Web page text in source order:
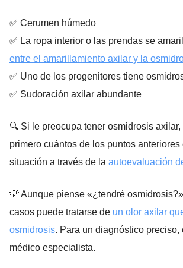
✅ Cerumen húmedo
✅ La ropa interior o las prendas se
entre el amarillamiento axilar y la
✅ Uno de los progenitores tiene
✅ Sudoración axilar abundante
🔍 Si le preocupa tener osmidrosis
primero cuántos de los puntos
situación a través de la autoevaluación
💡 Aunque piense «¿tendré
casos puede tratarse de un olor axilar
osmidrosis. Para un diagnóstico preciso,
médico especialista.